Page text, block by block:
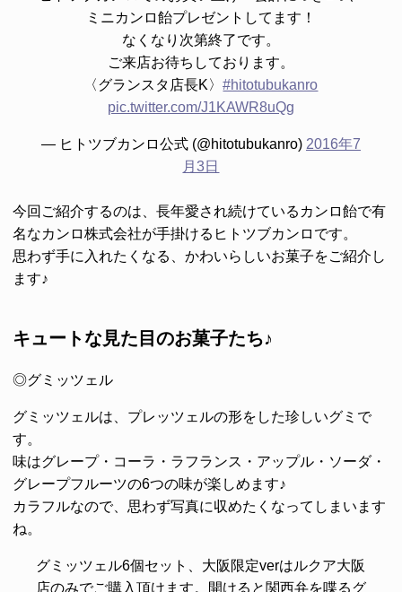
ミニカンロ飴プレゼントしてます！
なくなり次第終了です。
ご来店お待ちしております。
〈グランスタ店長K〉#hitotubukanro
pic.twitter.com/J1KAWR8uQg
— ヒトツブカンロ公式 (@hitotubukanro) 2016年7
月3日
今回ご紹介するのは、長年愛され続けているカンロ飴で有
名なカンロ株式会社が手掛ける ヒトツブカンロ です。
思わず手に入れたくなる、かわいらしいお菓子をご紹介し
ます♪
キュートな見た目のお菓子たち♪
◎グミッツェル
グミッツェルは、プレッツェルの形をした珍しいグミで
す。
味はグレープ・コーラ・ラフランス・アップル・ソーダ・
グレープフルーツの6つの味が楽しめます♪
カラフルなので、思わず写真に収めたくなってしまいます
ね。
グミッツェル6個セット、大阪限定verはルクア大阪
店のみでご購入頂けます。開けると関西弁を喋るグ